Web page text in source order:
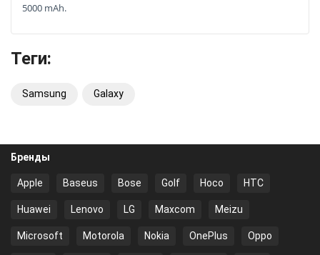
5000 mAh.
Теги:
Samsung Galaxy
Бренды
Apple Baseus Bose Golf Hoco HTC
Huawei Lenovo LG Maxcom Meizu
Microsoft Motorola Nokia OnePlus Oppo